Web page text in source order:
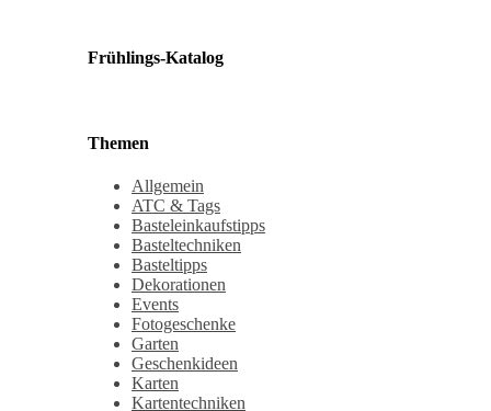
Frühlings-Katalog
Themen
Allgemein
ATC & Tags
Basteleinkaufstipps
Basteltechniken
Basteltipps
Dekorationen
Events
Fotogeschenke
Garten
Geschenkideen
Karten
Kartentechniken